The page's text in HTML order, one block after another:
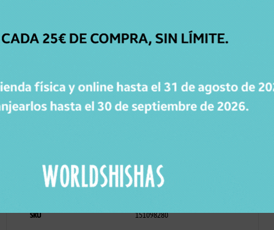
este contenido
Características
SKU 151098280